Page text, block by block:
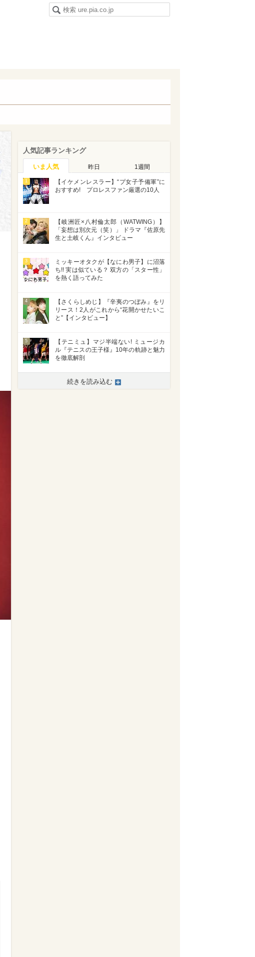
人気記事ランキング
いま人気 昨日 1週間
1
【イケメンレスラー】“プ女子予備軍”に
おすすめ! プロレスファン厳選の10人
2
【岐洲匠×八村倫太郎（WATWING）】
「妄想は別次元（笑）」 ドラマ『佐原先
生と土岐くん』インタビュー
3
ミッキーオタクが【なにわ男子】に沼落
ち!! 実は似ている？ 双方の「スター性」
を熱く語ってみた
4
【さくらしめじ】『辛夷のつぼみ』をリ
リース！2人がこれから“花開かせたいこ
と”【インタビュー】
5
【テニミュ】マジ半端ない! ミュージカ
ル『テニスの王子様』10年の軌跡と魅力
を徹底解剖
続きを読み込む